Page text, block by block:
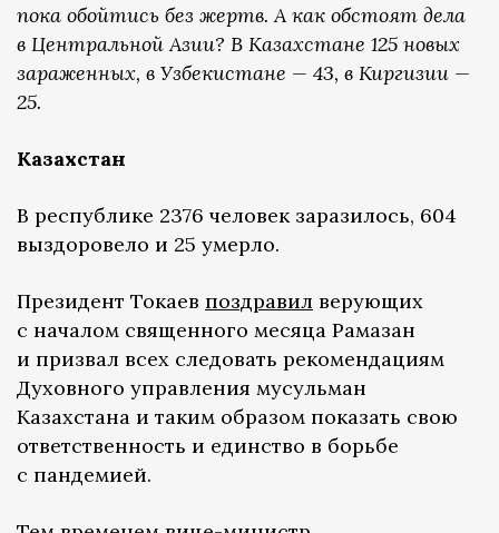
пока обойтись без жертв. А как обстоят дела
в Центральной Азии? В Казахстане 125 новых
зараженных, в Узбекистане — 43, в Киргизии —
25.
Казахстан
В республике 2376 человек заразилось, 604
выздоровело и 25 умерло.
Президент Токаев поздравил верующих
с началом священного месяца Рамазан
и призвал всех следовать рекомендациям
Духовного управления мусульман
Казахстана и таким образом показать свою
ответственность и единство в борьбе
с пандемией.